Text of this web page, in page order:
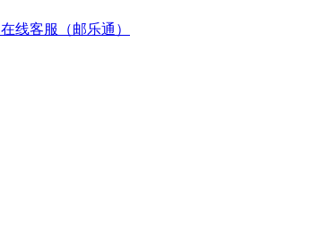
在线客服（邮乐通）